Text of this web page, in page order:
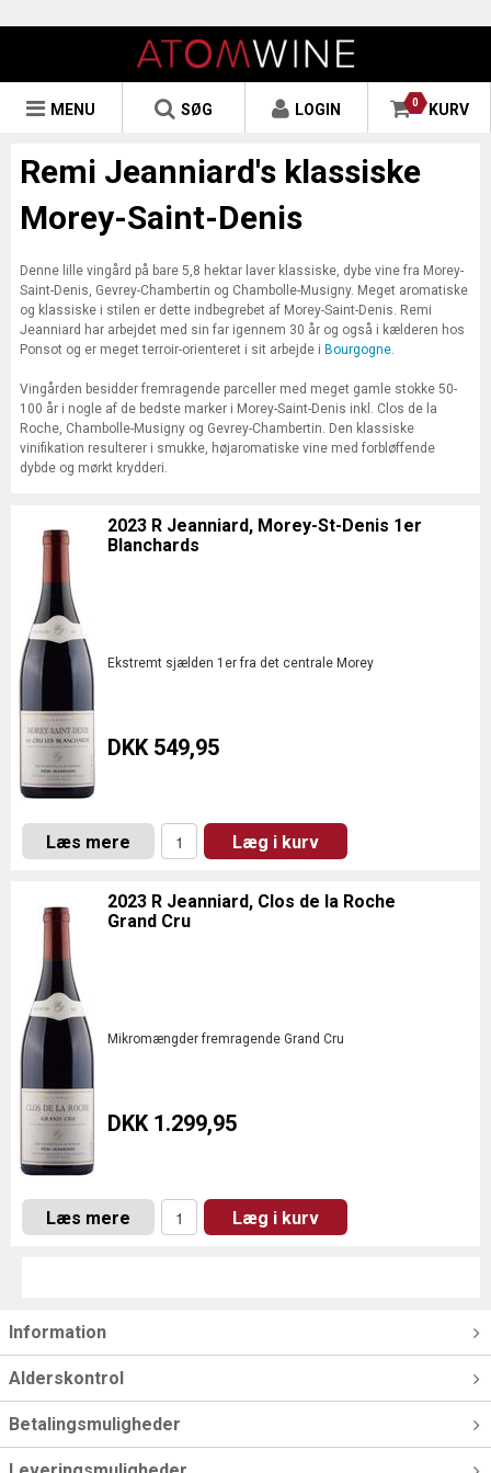
0 KURV
LOGIN
SØG
MENU
Remi Jeanniard's klassiske
Morey-Saint-Denis
Denne lille vingård på bare 5,8 hektar laver klassiske, dybe vine fra Morey-
Saint-Denis, Gevrey-Chambertin og Chambolle-Musigny. Meget aromatiske
og klassiske i stilen er dette indbegrebet af Morey-Saint-Denis. Remi
Jeanniard har arbejdet med sin far igennem 30 år og også i kælderen hos
Ponsot og er meget terroir-orienteret i sit arbejde i Bourgogne.
Vingården besidder fremragende parceller med meget gamle stokke 50-
100 år i nogle af de bedste marker i Morey-Saint-Denis inkl. Clos de la
Roche, Chambolle-Musigny og Gevrey-Chambertin. Den klassiske
vinifikation resulterer i smukke, højaromatiske vine med forbløffende
dybde og mørkt krydderi.
2023 R Jeanniard, Morey-St-Denis 1er
Blanchards
Ekstremt sjælden 1er fra det centrale Morey
DKK 549,95
Læs mere Læg i kurv
2023 R Jeanniard, Clos de la Roche
Grand Cru
Mikromængder fremragende Grand Cru
DKK 1.299,95
Læs mere Læg i kurv
Information
Alderskontrol
Betalingsmuligheder